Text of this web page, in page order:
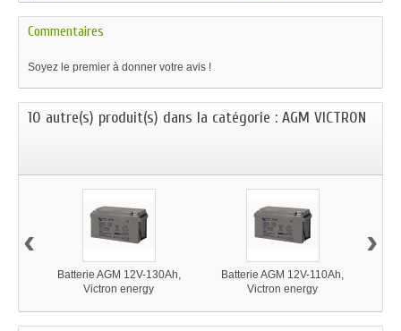
Commentaires
Soyez le premier à donner votre avis !
10 autre(s) produit(s) dans la catégorie : AGM VICTRON
Batterie AGM 12V-130Ah,
Victron energy
Batterie AGM 12V-110Ah,
Victron energy
‹ ›